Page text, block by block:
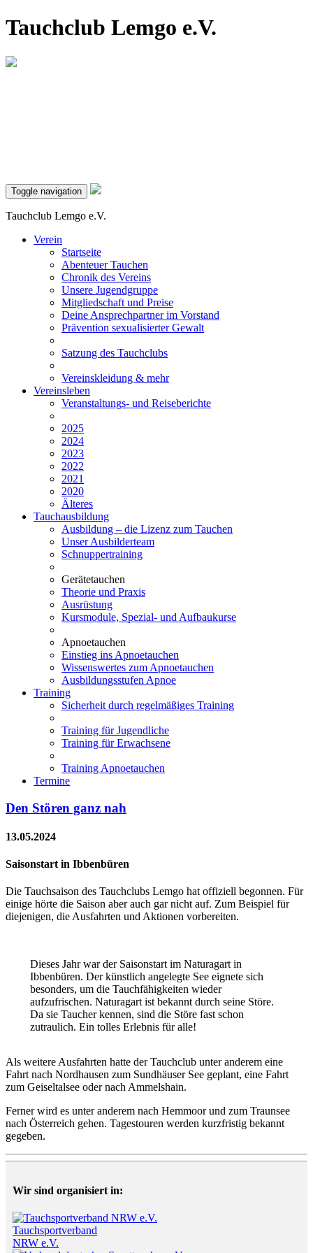
Tauchclub Lemgo e.V.
Toggle navigation
Tauchclub Lemgo e.V.
Verein
Startseite
Abenteuer Tauchen
Chronik des Vereins
Unsere Jugendgruppe
Mitgliedschaft und Preise
Deine Ansprechpartner im Vorstand
Prävention sexualisierter Gewalt
Satzung des Tauchclubs
Vereinskleidung & mehr
Vereinsleben
Veranstaltungs- und Reiseberichte
2025
2024
2023
2022
2021
2020
Älteres
Tauchausbildung
Ausbildung – die Lizenz zum Tauchen
Unser Ausbilderteam
Schnuppertraining
Gerätetauchen
Theorie und Praxis
Ausrüstung
Kursmodule, Spezial- und Aufbaukurse
Apnoetauchen
Einstieg ins Apnoetauchen
Wissenswertes zum Apnoetauchen
Ausbildungsstufen Apnoe
Training
Sicherheit durch regelmäßiges Training
Training für Jugendliche
Training für Erwachsene
Training Apnoetauchen
Termine
Den Stören ganz nah
13.05.2024
Saisonstart in Ibbenbüren
Die Tauchsaison des Tauchclubs Lemgo hat offiziell begonnen. Für
einige hörte die Saison aber auch gar nicht auf. Zum Beispiel für
diejenigen, die Ausfahrten und Aktionen vorbereiten.
Dieses Jahr war der Saisonstart im Naturagart in
Ibbenbüren. Der künstlich angelegte See eignete sich
besonders, um die Tauchfähigkeiten wieder
aufzufrischen. Naturagart ist bekannt durch seine Störe.
Da sie Taucher kennen, sind die Störe fast schon
zutraulich. Ein tolles Erlebnis für alle!
Als weitere Ausfahrten hatte der Tauchclub unter anderem eine
Fahrt nach Nordhausen zum Sundhäuser See geplant, eine Fahrt
zum Geiseltalsee oder nach Ammelshain.
Ferner wird es unter anderem nach Hemmoor und zum Traunsee
nach Österreich gehen. Tagestouren werden kurzfristig bekannt
gegeben.
Wir sind organisiert in:
Tauchsportverband
NRW e.V.